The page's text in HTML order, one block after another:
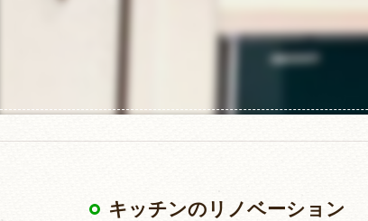
キッチンのリノベーション